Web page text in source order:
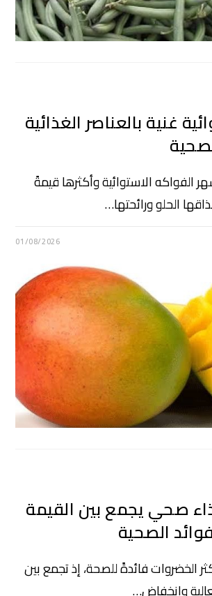
غنية بالعناصر الغذائية
الفواكه الاستوائية وأكثرها قيمةً
الحلو ورائحتها…
01/08/2026
صحي يجمع بين القيمة
الصحية
الخضروات فائدةً للصحة، إذ تجمع بين
وانخفاض…